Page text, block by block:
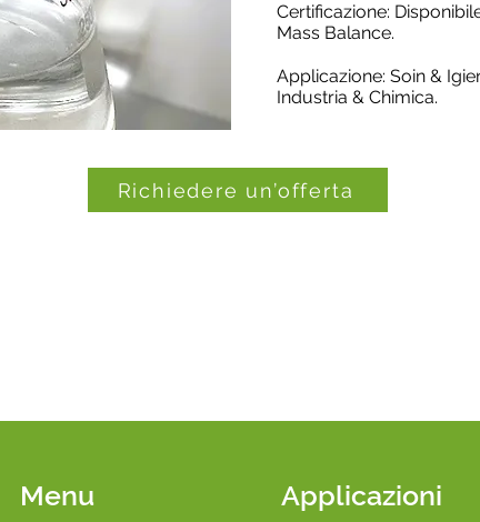
Certificazione:
Mass Balance.
Applicazione: Soin &
Industria & Chimica.
Richiedere un’offerta
Menu Applicazioni